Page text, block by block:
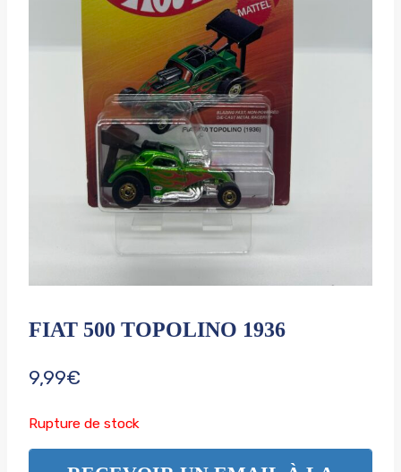
FIAT 500 TOPOLINO 1936
9,99€
Rupture de stock